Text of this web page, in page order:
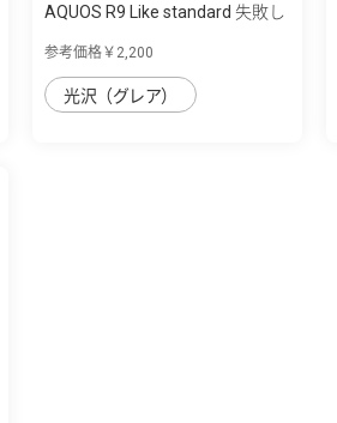
AQUOS R9 Like standard 失敗し
参考価格￥2,200
光沢（グレア）